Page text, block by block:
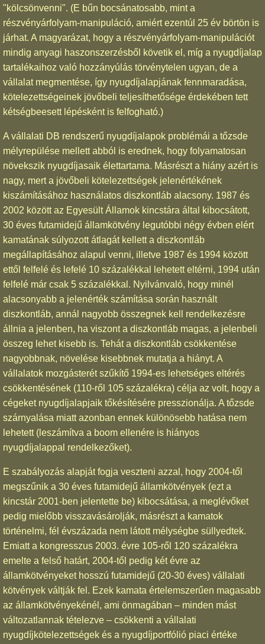
"kölcsönvenni". (E bűn bocsánatosabb, mint a
részvényárfolyam-manipuláció, amiért ezentúl 25 év börtön is
járhat. A magyarázat, hogy a részvényárfolyam-manipulációt
mindig anyagi haszonszerzésből követik el, míg a nyugdíjalap
tartalékaihoz való hozzányúlás törvénytelen ugyan, de a
vállalat megmentése, így nyugdíjalapjának fennmaradása,
kötelezettségeinek jövőbeli teljesíthetősége érdekében tett
kétségbeesett lépésként is felfogható.)
A vállalati DB rendszerű nyugdíjalapok problémái a tőzsde
mélyrepülése mellett abból is erednek, hogy folyamatosan
növekszik nyugdíjasaik élettartama. Másrészt a hiány azért is
nagy, mert a jövőbeli kötelezettségek jelenértékének
kiszámításához használatos diszkontláb alacsony. 1987 és
2002 között az Egyesült Államok kincstára által kibocsátott,
30 éves futamidejű államkötvény legutóbbi négy évben elért
kamatának súlyozott átlagát kellett a diszkontláb
megállapításához alapul venni, illetve 1987 és 1994 között
ettől felfelé és lefelé 10 százalékkal lehetett eltérni, 1994 után
felfelé már csak 5 százalékkal. Nyilvánvaló, hogy minél
alacsonyabb a jelenérték számítása során használt
diszkontláb, annál nagyobb összegnek kell rendelkezésre
állnia a jelenben, ha viszont a diszkontláb magas, a jelenbeli
összeg lehet kisebb is. Tehát a diszkontláb csökkentése
nagyobbnak, növelése kisebbnek mutatja a hiányt. A
vállalatok mozgásterét szűkítő 1994-es lehetséges eltérés
csökkentésének (110-ről 105 százalékra) célja az volt, hogy a
cégeket nyugdíjalapjaik tőkésítésére presszionálja. A tőzsde
szárnyalása miatt azonban ennek különösebb hatása nem
lehetett (leszámítva a boom ellenére is hiányos
nyugdíjalappal rendelkezőket).
E szabályozás alapját fogja veszteni azzal, hogy 2004-től
megszűnik a 30 éves futamidejű államkötvények (ezt a
kincstár 2001-ben jelentette be) kibocsátása, a meglévőket
pedig mielőbb visszavásárolják, másrészt a kamatok
történelmi, fél évszázada nem látott mélységbe süllyedtek.
Emiatt a kongresszus 2003. évre 105-ről 120 százalékra
emelte a felső határt, 2004-től pedig két évre az
államkötvényeket hosszú futamidejű (20-30 éves) vállalati
kötvények váltják fel. Ezek kamata értelemszerűen magasabb
az államkötvényekénél, ami önmagában – minden mást
változatlannak tételezve – csökkenti a vállalati
nyugdíjkötelezettségek és a nyugdíjportfólió piaci értéke